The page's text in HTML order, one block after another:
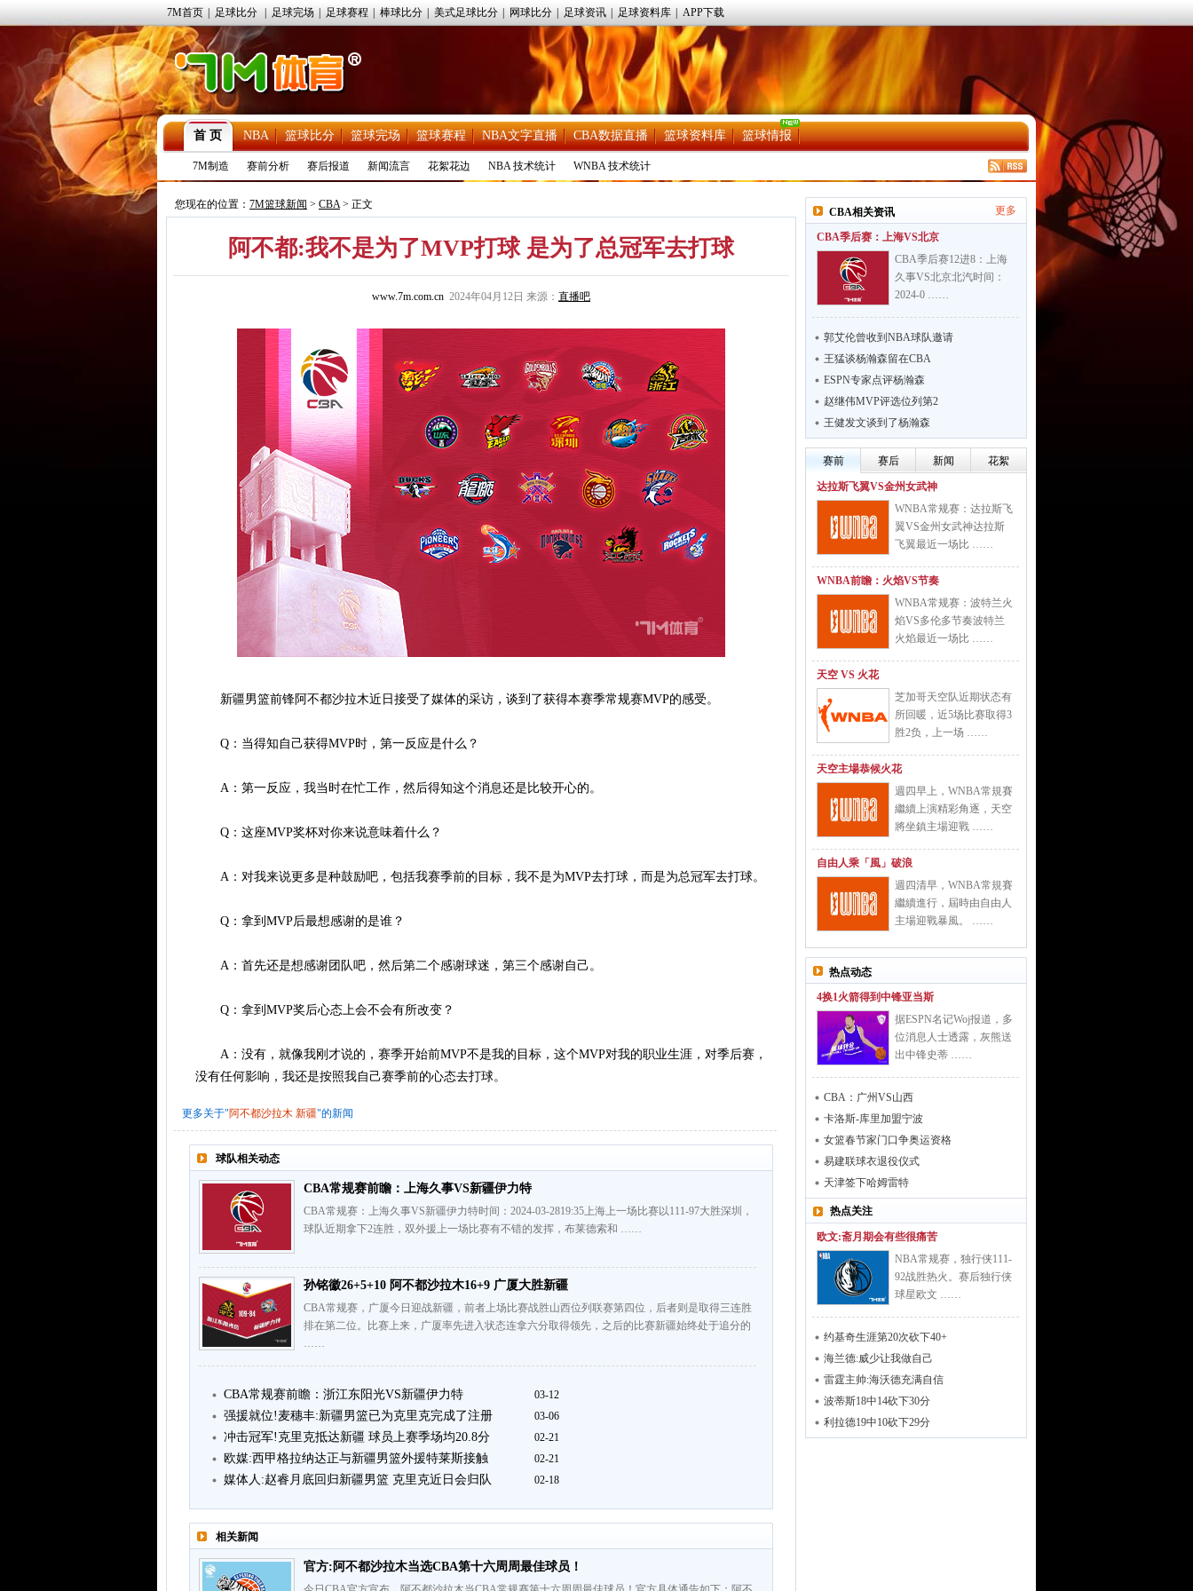
7M首页 足球比分 足球完场 足球赛程 棒球比分 美式足球比分 网球比分 足球资讯 足球资料库 APP下载
首 页 NBA 篮球比分 篮球完场 篮球赛程 NBA文字直播 CBA数据直播 篮球资料库 篮球情报
7M制造 赛前分析 赛后报道 新闻流言 花絮花边 NBA 技术统计 WNBA 技术统计
您现在的位置： 7M篮球新闻 > CBA> 正文
阿不都:我不是为了MVP打球 是为了总冠军去打球
www.7m.com.cn 2024年04月12日 来源： 直播吧
新疆男篮前锋阿不都沙拉木近日接受了媒体的采访，谈到了获得本赛季常规赛MVP的感受。
Q：当得知自己获得MVP时，第一反应是什么？
A：第一反应，我当时在忙工作，然后得知这个消息还是比较开心的。
Q：这座MVP奖杯对你来说意味着什么？
A：对我来说更多是种鼓励吧，包括我赛季前的目标，我不是为MVP去打球，而是为总冠军去打球。
Q：拿到MVP后最想感谢的是谁？
A：首先还是想感谢团队吧，然后第二个感谢球迷，第三个感谢自己。
Q：拿到MVP奖后心态上会不会有所改变？
A：没有，就像我刚才说的，赛季开始前MVP不是我的目标，这个MVP对我的职业生涯，对季后赛，
没有任何影响，我还是按照我自己赛季前的心态去打球。
更多关于"阿不都沙拉木 新疆"的新闻
球队相关动态
CBA常规赛前瞻：上海久事VS新疆伊力特
CBA常规赛：上海久事VS新疆伊力特时间：2024-03-2819:35上海上一场比赛以111-97大胜深圳，
球队近期拿下2连胜，双外援上一场比赛有不错的发挥，布莱德索和 ……
孙铭徽26+5+10 阿不都沙拉木16+9 广厦大胜新疆
CBA常规赛，广厦今日迎战新疆，前者上场比赛战胜山西位列联赛第四位，后者则是取得三连胜
排在第二位。比赛上来，广厦率先进入状态连拿六分取得领先，之后的比赛新疆始终处于追分的
……
CBA常规赛前瞻：浙江东阳光VS新疆伊力特 03-12
强援就位!麦穗丰:新疆男篮已为克里克完成了注册 03-06
冲击冠军!克里克抵达新疆 球员上赛季场均20.8分 02-21
欧媒:西甲格拉纳达正与新疆男篮外援特莱斯接触 02-21
媒体人:赵睿月底回归新疆男篮 克里克近日会归队 02-18
相关新闻
官方:阿不都沙拉木当选CBA第十六周周最佳球员！
CBA相关资讯 更多
CBA季后赛：上海VS北京
CBA季后赛12进8：上海
久事VS北京北汽时间：
2024-0 ……
郭艾伦曾收到NBA球队邀请
王猛谈杨瀚森留在CBA
ESPN专家点评杨瀚森
赵继伟MVP评选位列第2
王健发文谈到了杨瀚森
赛前 赛后 新闻 花絮
达拉斯飞翼VS金州女武神
WNBA常规赛：达拉斯飞
翼VS金州女武神达拉斯
飞翼最近一场比 ……
WNBA前瞻：火焰VS节奏
WNBA常规赛：波特兰火
焰VS多伦多节奏波特兰
火焰最近一场比 ……
天空 VS 火花
芝加哥天空队近期状态有
所回暖，近5场比赛取得3
胜2负，上一场 ……
天空主場恭候火花
週四早上，WNBA常規賽
繼續上演精彩角逐，天空
將坐鎮主場迎戰 ……
自由人乘「風」破浪
週四清早，WNBA常規賽
繼續進行，屆時由自由人
主場迎戰暴風。 ……
热点动态
4换1火箭得到中锋亚当斯
据ESPN名记Woj报道，多
位消息人士透露，灰熊送
出中锋史蒂 ……
CBA：广州VS山西
卡洛斯-库里加盟宁波
女篮春节家门口争奥运资格
易建联球衣退役仪式
天津签下哈姆雷特
热点关注
欧文:斋月期会有些很痛苦
NBA常规赛，独行侠111-
92战胜热火。赛后独行侠
球星欧文 ……
约基奇生涯第20次砍下40+
海兰德:威少让我做自己
雷霆主帅:海沃德充满自信
波蒂斯18中14砍下30分
利拉德19中10砍下29分